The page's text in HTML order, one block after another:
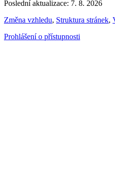
Poslední aktualizace: 7. 8. 2026
Změna vzhledu, Struktura stránek,
Prohlášení o přístupnosti